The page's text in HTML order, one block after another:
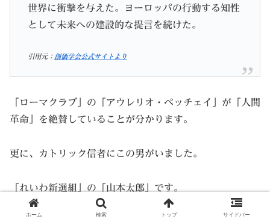
世界に衝撃を与えた。ヨーロッパの行動する知性
として未来への建設的な提言を続けた。
引用元： 創価学会公式サイトより
「ローマクラブ」の「アウレリオ・ペッチェイ」が「人間
革命」を絶賛していることが分かります。
更に、カトリック信者にこの男がいました。
「れいわ新選組」の「山本太郎」です。
ホーム 検索 トップ サイドバー